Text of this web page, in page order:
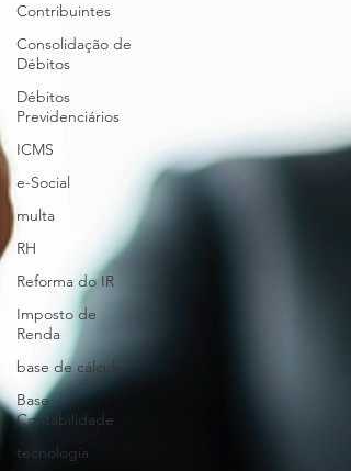
Contribuintes
Consolidação de
Débitos
Débitos
Previdenciários
ICMS
e-Social
multa
RH
Reforma do IR
Imposto de
Renda
base de cálculo
Base
Contabilidade
tecnologia